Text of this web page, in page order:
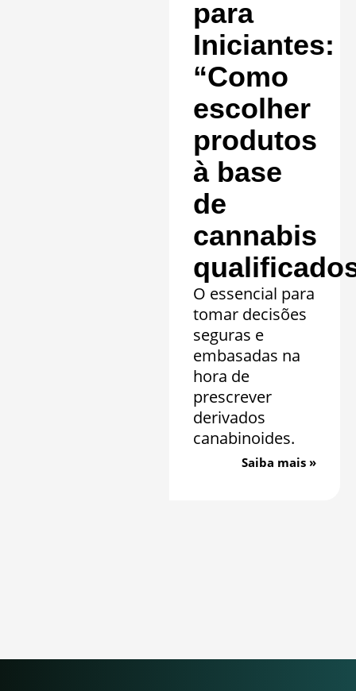
clínicos.
Saiba mais »
para
Iniciantes:
“Como
escolher
produtos
à base
de
cannabis
O essencial para
tomar decisões
seguras e
embasadas na
hora de
prescrever
derivados
canabinoides.
Saiba mais »